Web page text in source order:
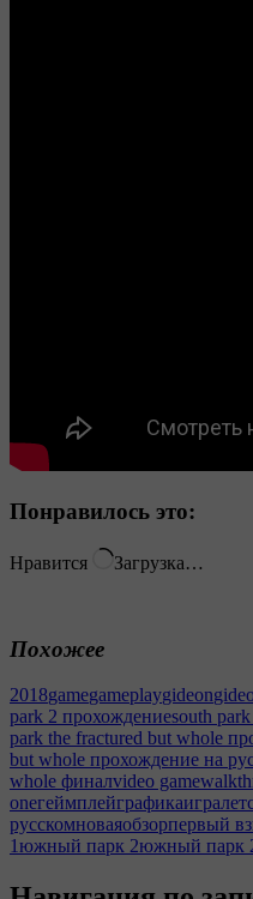
Понравилось это:
Нравится Загрузка…
Похожее
2018gamegameplaygideon
park 2 прохождениеsouth
park the fractured but whole
but whole прохождение на
whole финалvideo game
oneгеймплейграфикаигра
русскомноваяобзорпервый
1южный парк 2южный парк